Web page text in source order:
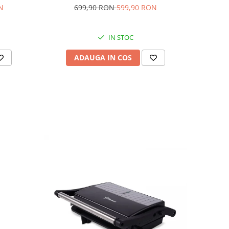
699,90 RON599,90 RON
IN STOC
ADAUGA IN COS